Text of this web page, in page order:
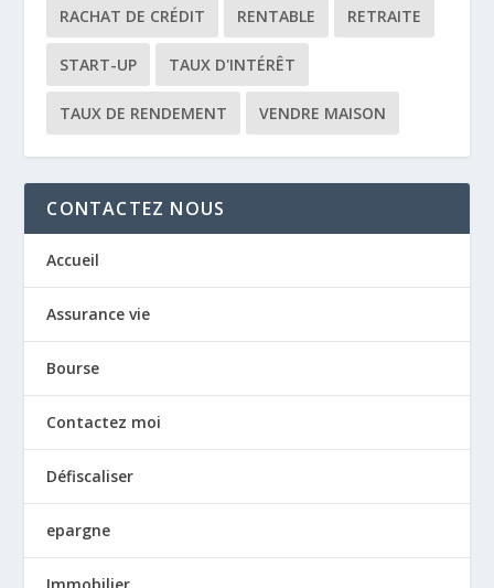
RACHAT DE CRÉDIT RENTABLE RETRAITE
START-UP TAUX D'INTÉRÊT
TAUX DE RENDEMENT VENDRE MAISON
CONTACTEZ NOUS
Accueil
Assurance vie
Bourse
Contactez moi
Défiscaliser
epargne